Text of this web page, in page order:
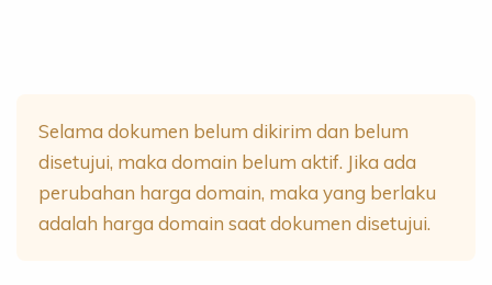
Selama dokumen belum dikirim dan belum
disetujui, maka domain belum aktif. Jika ada
perubahan harga domain, maka yang berlaku
adalah harga domain saat dokumen disetujui.